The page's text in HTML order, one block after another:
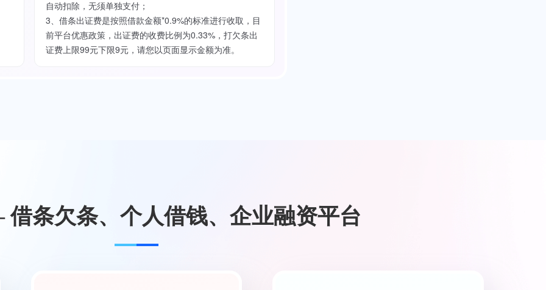
自动扣除，无须单独支付；
3、借条出证费是按照借款金额*0.9%的标准进行收取，目
前平台优惠政策，出证费的收费比例为0.33%，打欠条出
证费上限99元下限9元，请您以页面显示金额为准。
条欠条、个人借钱、企业融资平台